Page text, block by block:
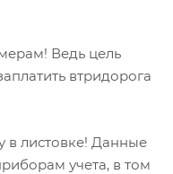
Ведь цель
втридорога
в листовке! Данные
учета, в том